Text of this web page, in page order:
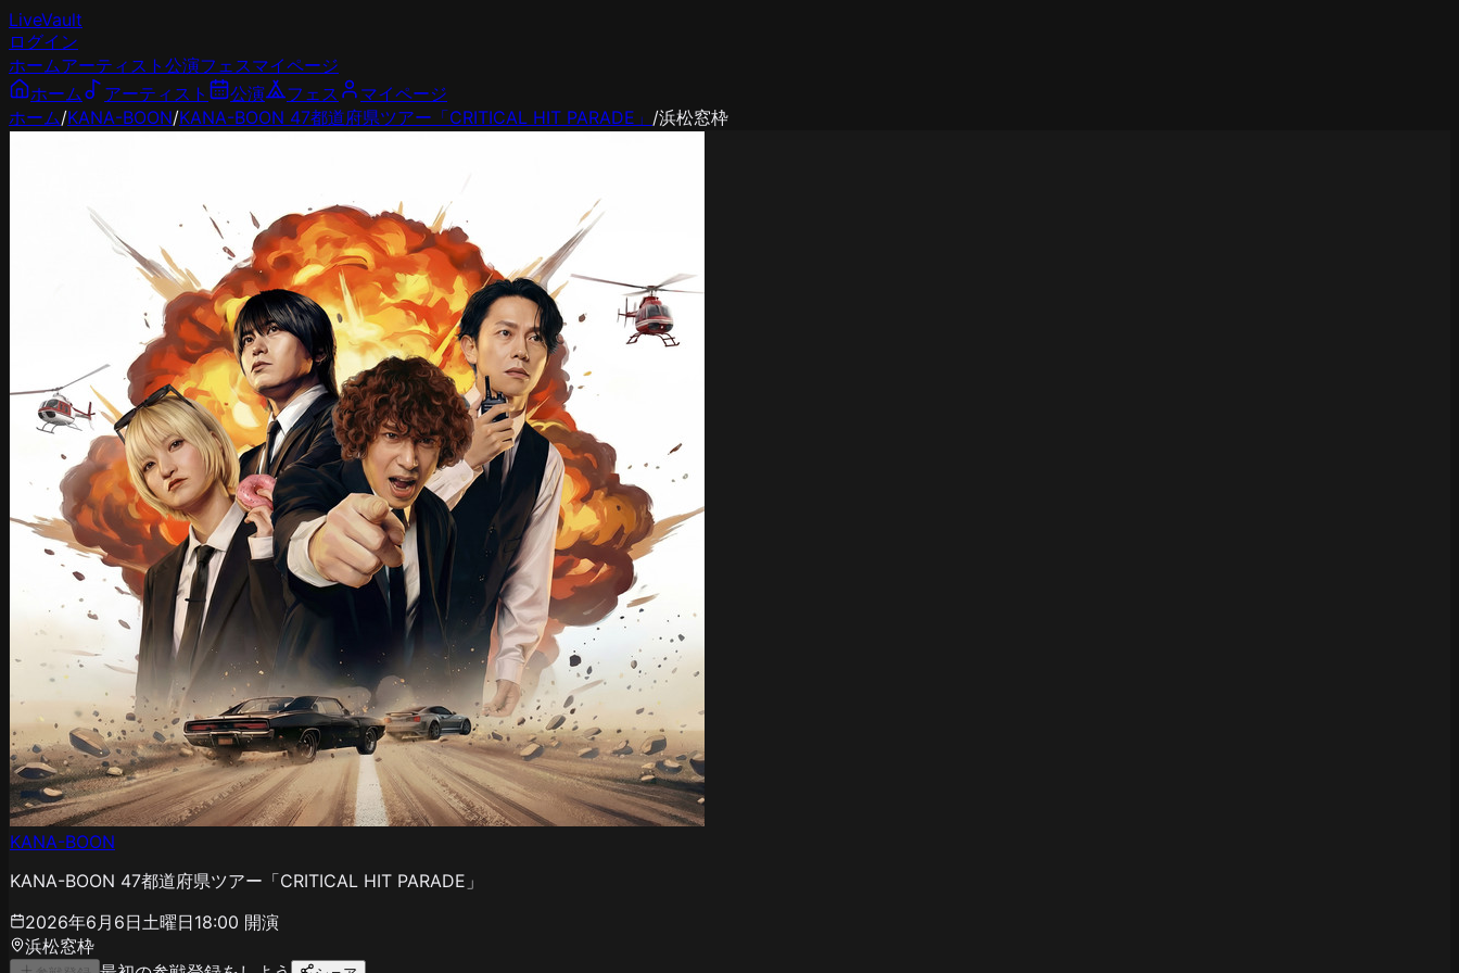
LiveVault
ログイン
ホームアーティスト 公演フェスマイページ
ホーム
アーティスト 公演 フェス
マイページ
ホーム/KANA-BOON/KANA-BOON 47都道府県ツアー「CRITICAL HIT PARADE」 /浜松窓枠
KANA-BOON
KANA-BOON 47都道府県ツアー「CRITICAL HIT PARADE」
2026年6月6日土曜日18:00 開演
浜松窓枠